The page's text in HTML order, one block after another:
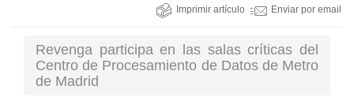
Imprimir artículo Enviar por email
Revenga participa en las salas críticas del
Centro de Procesamiento de Datos de Metro
de Madrid